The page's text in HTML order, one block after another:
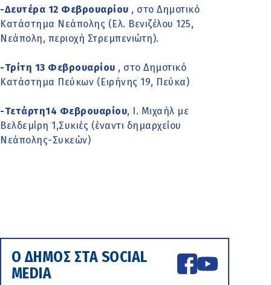
-Δευτέρα 12 Φεβρουαρίου , στο Δημοτικό
Κατάστημα Νεάπολης (Ελ. Βενιζέλου 125,
Νεάπολη, περιοχή Στρεμπενιώτη).
-Τρίτη 13 Φεβρουαρίου , στο Δημοτικό
Κατάστημα Πεύκων (Ειρήνης 19, Πεύκα)
-Τετάρτη14 Φεβρουαρίου, Ι. Μιχαήλ με
Βελδεμίρη 1,Συκιές (έναντι δημαρχείου
Νεάπολης-Συκεών)
Ο ΔΗΜΟΣ ΣΤΑ SOCIAL
MEDIA